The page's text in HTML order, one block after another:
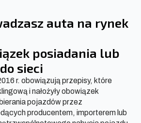
auta na rynek
posiadania lub
sieci
r. obowiązują przepisy, które
i nałożyły obowiązek
pojazdów przez
producentem, importerem lub